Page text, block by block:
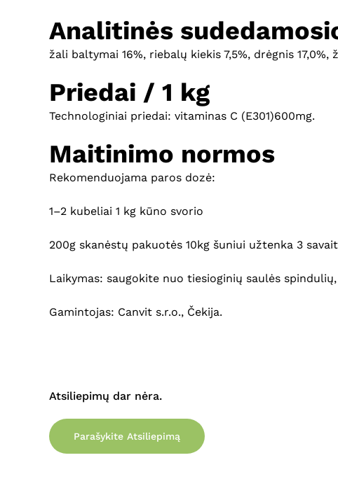
Analitinės
žali baltymai 16%, riebalų kiekis 7,5%, drėgnis 17,0%,
Priedai / 1 kg
Technologiniai priedai: vitaminas C (E301)600mg.
Maitinimo normos
Rekomenduojama paros dozė:
1–2 kubeliai 1 kg kūno svorio
200g skanėstų pakuotės 10kg šuniui užtenka 3
Laikymas: saugokite nuo tiesioginių saulės
Gamintojas: Canvit s.r.o., Čekija.
Atsiliepimų dar nėra.
Parašykite Atsiliepimą